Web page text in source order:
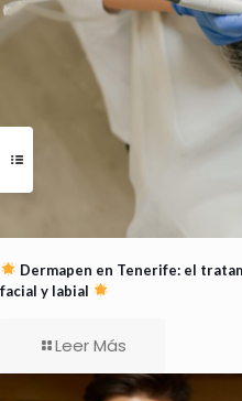
Dermapen en Tenerife: el
facial y labial
Leer Más